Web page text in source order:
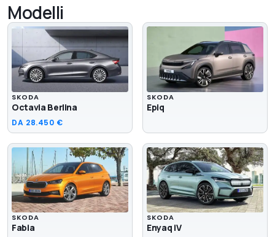
Modelli
SKODA
Octavia Berlina
DA 28.450 €
SKODA
Epiq
SKODA
Fabia
SKODA
Enyaq iV